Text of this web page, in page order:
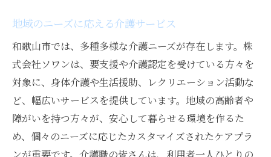
地域のニーズに応える介護サービス
和歌山市では、多種多様な介護ニーズが存在します。株
式会社ソワンは、要支援や介護認定を受けている方々を
対象に、身体介護や生活援助、レクリエーション活動な
ど、幅広いサービスを提供しています。地域の高齢者や
障がいを持つ方々が、安心して暮らせる環境を作るた
め、個々のニーズに応じたカスタマイズされたケアプラ